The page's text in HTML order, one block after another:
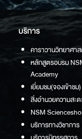
บริการ
คาราวานวิทยาศา
หลักสูตรอบรม
Academy
เยี่ยมชม(จองเข้าชม)
สิ่งอำนวยความสะ
NSM
บริการทางวิชาการ